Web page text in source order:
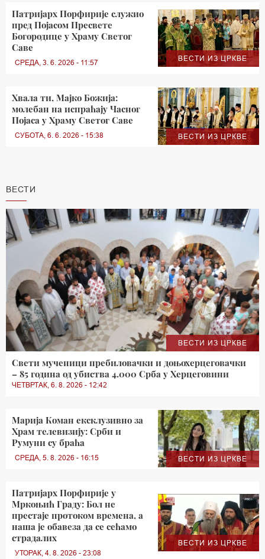
ВЕСТИ ИЗ ЦРКВЕ
Патријарх Порфирије служио
пред Појасом Пресвете
Богородице у Храму Светог
Саве
СРЕДА, 3. 6. 2026 - 11:57
ВЕСТИ ИЗ ЦРКВЕ
Хвала ти, Мајко Божија:
молебан на испраћају Часног
Појаса у Храму Светог Саве
СУБОТА, 6. 6. 2026 - 15:38
ВЕСТИ
ВЕСТИ ИЗ ЦРКВЕ
Свети мученици пребиловачки и доњохерцеговачки
– 85 година од убиства 4.000 Срба у Херцеговини
ЧЕТВРТАК, 6. 8. 2026 - 12:42
ВЕСТИ ИЗ ЦРКВЕ
Марија Коман ексклузивно за
Храм телевизију: Срби и
Румуни су браћа
СРЕДА, 5. 8. 2026 - 16:15
ВЕСТИ ИЗ ЦРКВЕ
Патријарх Порфирије у
Мркоњић Граду: Бол не
престаје протоком времена, а
наша је обавеза да се сећамо
страдалих
УТОРАК, 4. 8. 2026 - 23:08